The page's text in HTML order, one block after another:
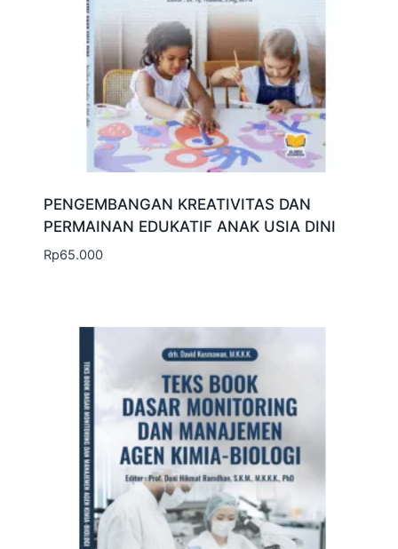
PENGEMBANGAN KREATIVITAS DAN
PERMAINAN EDUKATIF ANAK USIA DINI
Rp65.000